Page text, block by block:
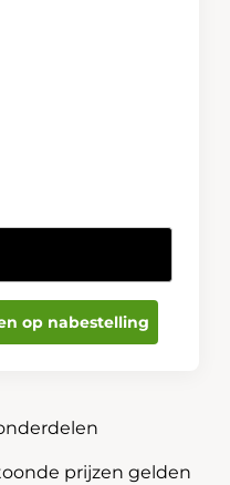
op nabestelling
prijzen gelden